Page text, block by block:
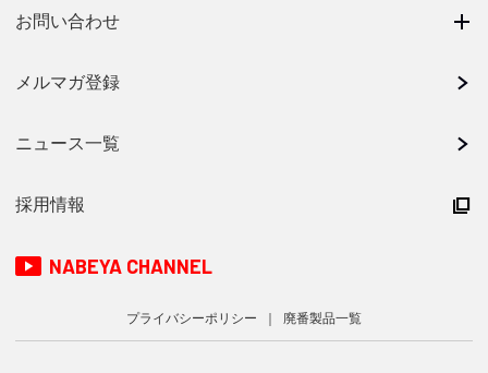
お問い合わせ
メルマガ登録
ニュース一覧
採用情報
NABEYA CHANNEL
プライバシーポリシー 廃番製品一覧